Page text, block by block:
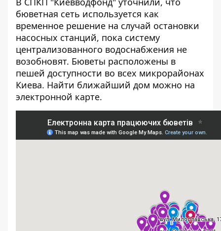
бюветная сеть используется как
временное решение на случай остановки
насосных станций, пока систему
централизованного водоснабжения не
возобновят. Бюветы расположены в
пешей доступности во всех микрорайонах
Киева. Найти ближайший дом можно на
электронной карте.